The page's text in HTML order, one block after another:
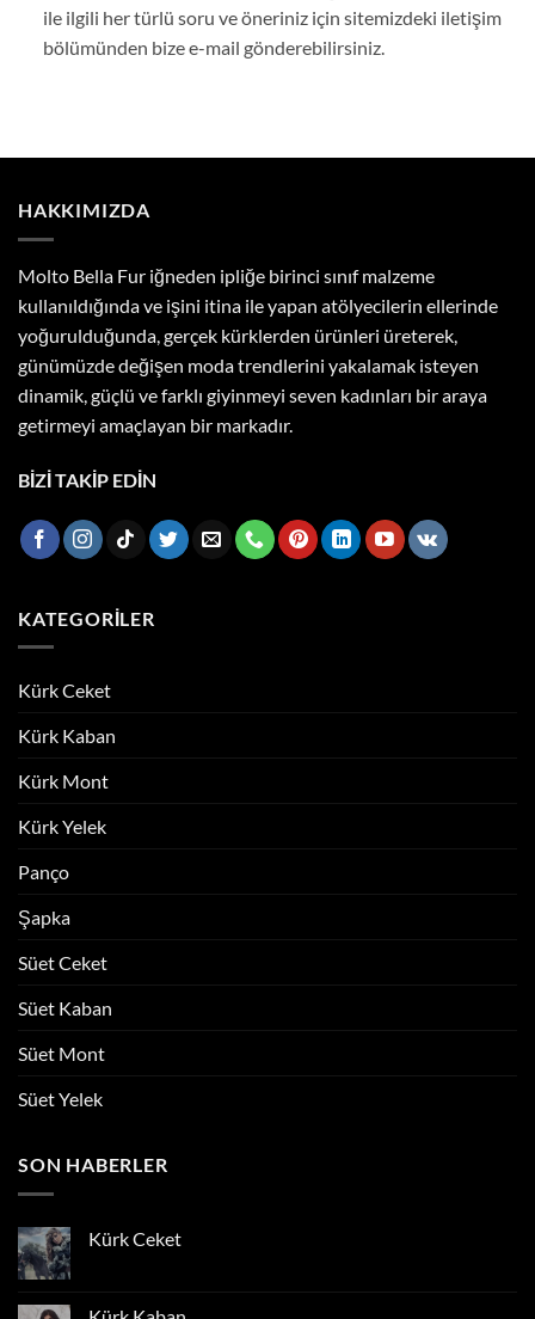
ile ilgili her türlü soru ve öneriniz için sitemizdeki iletişim
bölümünden bize e-mail gönderebilirsiniz.
HAKKIMIZDA
Molto Bella Fur iğneden ipliğe birinci sınıf malzeme
kullanıldığında ve işini itina ile yapan atölyecilerin ellerinde
yoğurulduğunda, gerçek kürklerden ürünleri üreterek,
günümüzde değişen moda trendlerini yakalamak isteyen
dinamik, güçlü ve farklı giyinmeyi seven kadınları bir araya
getirmeyi amaçlayan bir markadır.
BİZİ TAKİP EDİN
KATEGORILER
Kürk Ceket
Kürk Kaban
Kürk Mont
Kürk Yelek
Panço
Şapka
Süet Ceket
Süet Kaban
Süet Mont
Süet Yelek
SON HABERLER
Kürk Ceket
Ceket